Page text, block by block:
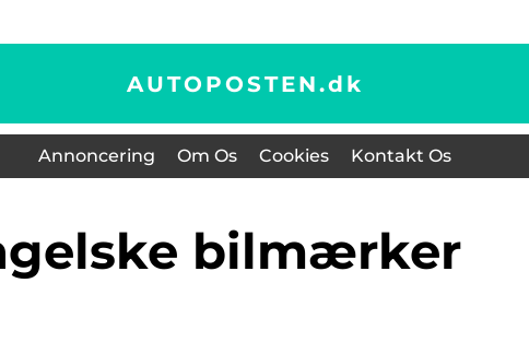
AUTOPOSTEN.dk
Annoncering Om Os Cookies Kontakt Os
bilmærker